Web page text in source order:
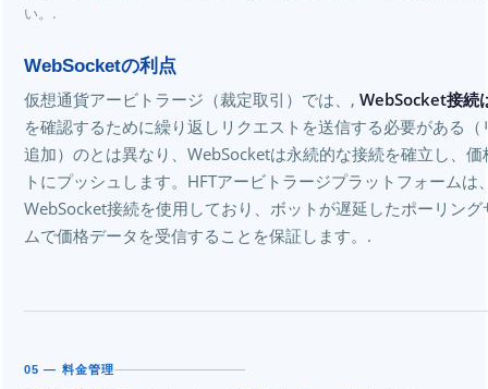
い。.
WebSocketの利点
仮想通貨アービトラージ（裁定取引）では、, WebSocket接続
を確認するために繰り返しリクエストを送信する必要がある
追加）のとは異なり、WebSocketは永続的な接続を確立し、
トにプッシュします。HFTアービトラージプラットフォーム
WebSocket接続を使用しており、ボットが遅延したポーリン
ムで価格データを受信することを保証します。.
05 — 料金管理